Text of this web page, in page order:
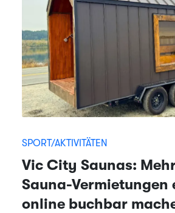
SPORT/AKTIVITÄTEN
Vic City Saunas:
Sauna-Vermietungen
online buchbar